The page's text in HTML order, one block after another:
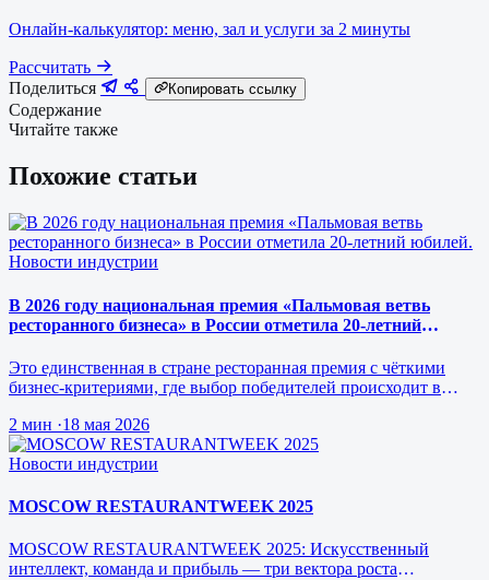
Онлайн-калькулятор: меню, зал и услуги за 2 минуты
Рассчитать
Поделиться
Копировать ссылку
Содержание
Читайте также
Похожие статьи
Новости индустрии
В 2026 году национальная премия «Пальмовая ветвь
ресторанного бизнеса» в России отметила 20-летний
Это единственная в стране ресторанная премия с чёткими
бизнес-критериями, где выбор победителей происходит в
2 мин ·18 мая 2026
Новости индустрии
MOSCOW RESTAURANTWEEK 2025
MOSCOW RESTAURANTWEEK 2025: Искусственный
интеллект, команда и прибыль — три вектора роста